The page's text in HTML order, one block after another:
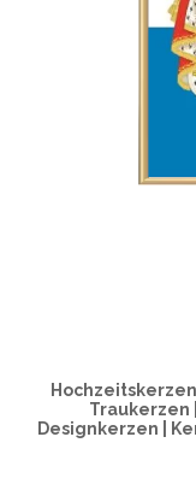
Traukerzen
Designkerzen |